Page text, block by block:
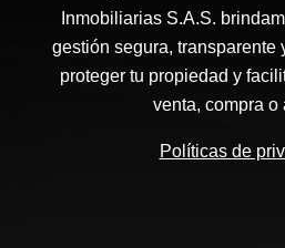
Inmobiliarias S.A.S.
gestión segura, transparente
proteger tu propiedad y
venta, compra o
Políticas de